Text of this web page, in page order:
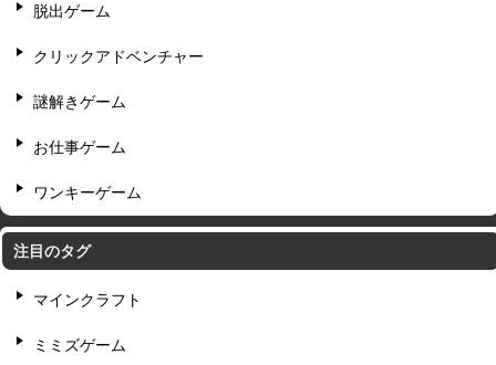
脱出ゲーム
クリックアドベンチャー
謎解きゲーム
お仕事ゲーム
ワンキーゲーム
注目のタグ
マインクラフト
ミミズゲーム